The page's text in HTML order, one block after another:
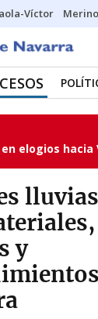
Víctor
elogios hacia
y